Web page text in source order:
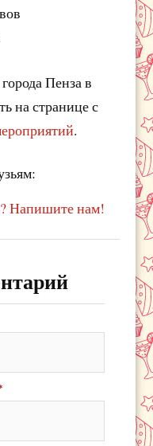
Пенза в
на странице с
.
Напишите нам!